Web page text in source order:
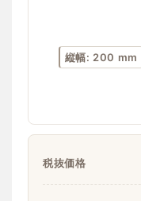
縦幅: 200 mm
税抜価格